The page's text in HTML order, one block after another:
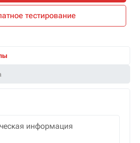
тестирование
информация